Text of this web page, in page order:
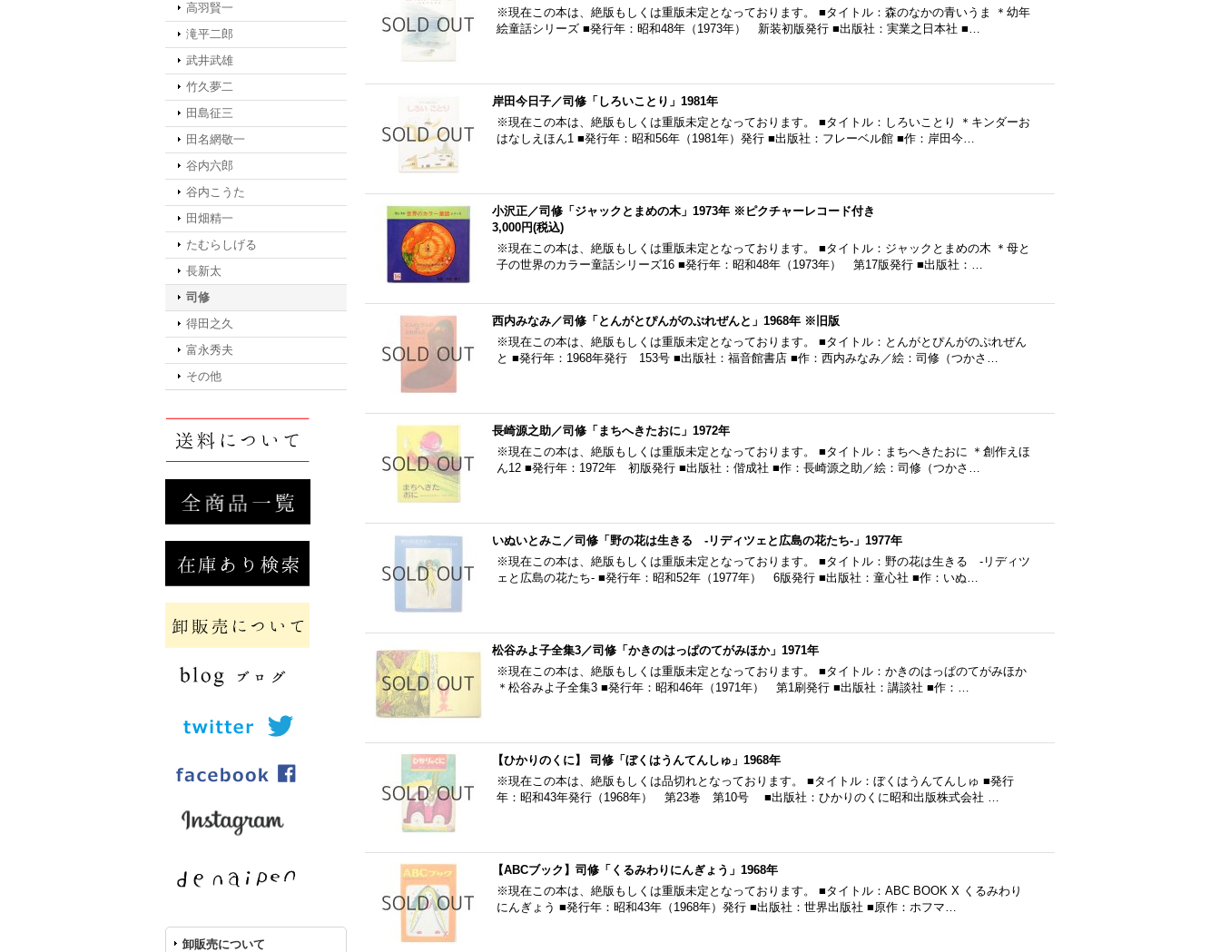
高羽賢一
滝平二郎
武井武雄
竹久夢二
田島征三
田名網敬一
谷内六郎
谷内こうた
田畑精一
たむらしげる
長新太
司修
得田之久
富永秀夫
その他
卸販売について
※現在この本は、絶版もしくは重版未定となっております。 ■タイトル：森のなかの青いうま ＊幼年
絵童話シリーズ ■発行年：昭和48年（1973年） 新装初版発行 ■出版社：実業之日本社 ■…
岸田今日子／司修「しろいことり」1981年
※現在この本は、絶版もしくは重版未定となっております。 ■タイトル：しろいことり ＊キンダーお
はなしえほん1 ■発行年：昭和56年（1981年）発行 ■出版社：フレーベル館 ■作：岸田今…
小沢正／司修「ジャックとまめの木」1973年 ※ピクチャーレコード付き
3,000円(税込)
※現在この本は、絶版もしくは重版未定となっております。 ■タイトル：ジャックとまめの木 ＊母と
子の世界のカラー童話シリーズ16 ■発行年：昭和48年（1973年） 第17版発行 ■出版社：…
西内みなみ／司修「とんがとぴんがのぷれぜんと」1968年 ※旧版
※現在この本は、絶版もしくは重版未定となっております。 ■タイトル：とんがとぴんがのぷれぜん
と ■発行年：1968年発行 153号 ■出版社：福音館書店 ■作：西内みなみ／絵：司修（つかさ…
長崎源之助／司修「まちへきたおに」1972年
※現在この本は、絶版もしくは重版未定となっております。 ■タイトル：まちへきたおに ＊創作えほ
ん12 ■発行年：1972年 初版発行 ■出版社：偕成社 ■作：長崎源之助／絵：司修（つかさ…
いぬいとみこ／司修「野の花は生きる -リディツェと広島の花たち-」1977年
※現在この本は、絶版もしくは重版未定となっております。 ■タイトル：野の花は生きる -リディツ
ェと広島の花たち- ■発行年：昭和52年（1977年） 6版発行 ■出版社：童心社 ■作：いぬ…
松谷みよ子全集3／司修「かきのはっぱのてがみほか」1971年
※現在この本は、絶版もしくは重版未定となっております。 ■タイトル：かきのはっぱのてがみほか
＊松谷みよ子全集3 ■発行年：昭和46年（1971年） 第1刷発行 ■出版社：講談社 ■作：…
【ひかりのくに】 司修「ぼくはうんてんしゅ」1968年
※現在この本は、絶版もしくは品切れとなっております。 ■タイトル：ぼくはうんてんしゅ ■発行
年：昭和43年発行（1968年） 第23巻 第10号 ■出版社：ひかりのくに昭和出版株式会社 …
【ABCブック】司修「くるみわりにんぎょう」1968年
※現在この本は、絶版もしくは重版未定となっております。 ■タイトル：ABC BOOK X くるみわり
にんぎょう ■発行年：昭和43年（1968年）発行 ■出版社：世界出版社 ■原作：ホフマ…